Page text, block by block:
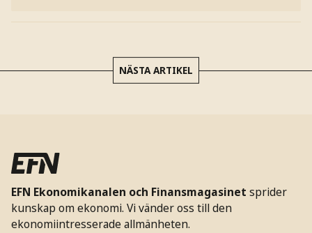
NÄSTA ARTIKEL
EFN Ekonomikanalen och Finansmagasinet sprider
kunskap om ekonomi. Vi vänder oss till den
ekonomiintresserade allmänheten.